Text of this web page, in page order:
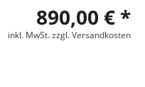
890,00 € *
inkl. MwSt.zzgl. Versandkosten